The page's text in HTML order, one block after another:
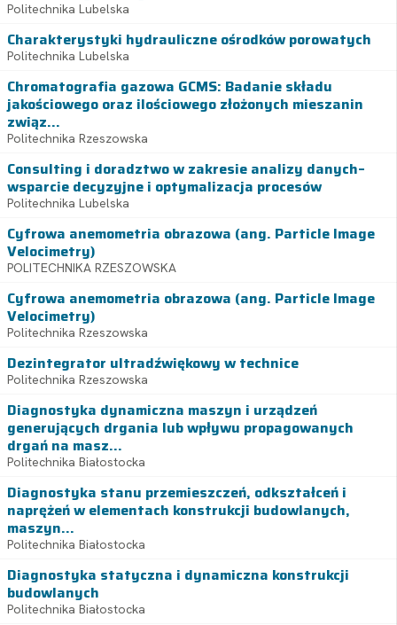
Politechnika Lubelska
Charakterystyki hydrauliczne ośrodków porowatych
Politechnika Lubelska
Chromatografia gazowa GCMS: Badanie składu
jakościowego oraz ilościowego złożonych mieszanin
związ...
Politechnika Rzeszowska
Consulting i doradztwo w zakresie analizy danych–
wsparcie decyzyjne i optymalizacja procesów
Politechnika Lubelska
Cyfrowa anemometria obrazowa (ang. Particle Image
Velocimetry)
POLITECHNIKA RZESZOWSKA
Cyfrowa anemometria obrazowa (ang. Particle Image
Velocimetry)
Politechnika Rzeszowska
Dezintegrator ultradźwiękowy w technice
Politechnika Rzeszowska
Diagnostyka dynamiczna maszyn i urządzeń
generujących drgania lub wpływu propagowanych
drgań na masz...
Politechnika Białostocka
Diagnostyka stanu przemieszczeń, odkształceń i
naprężeń w elementach konstrukcji budowlanych,
maszyn...
Politechnika Białostocka
Diagnostyka statyczna i dynamiczna konstrukcji
budowlanych
Politechnika Białostocka